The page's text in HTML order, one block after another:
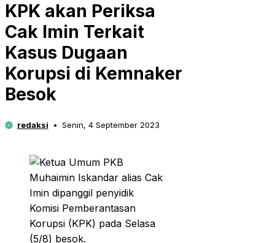
KPK akan Periksa
Cak Imin Terkait
Kasus Dugaan
Korupsi di Kemnaker
Besok
redaksi Senin, 4 September 2023